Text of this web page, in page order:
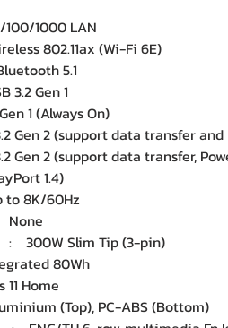
1000 LAN
802.11ax (Wi-Fi 6E)
5.1
Gen 1
1 (Always On)
Gen 2 (support data transfer and
Gen 2 (support data transfer,
1.4)
to 8K/60Hz
: 300W Slim Tip (3-pin)
80Wh
Home
(Top), PC-ABS (Bottom)